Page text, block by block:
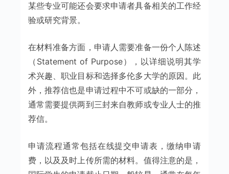
某些专业可能还会要求申请者具备相关的工作经
验或研究背景。
在材料准备方面，申请人需要准备一份个人陈述
（Statement of Purpose），以详细说明其学
术兴趣、职业目标和选择多伦多大学的原因。此
外，推荐信也是申请过程中不可或缺的一部分，
通常需要提供两到三封来自教师或专业人士的推
荐信。
申请流程通常包括在线提交申请表，缴纳申请
费，以及及时上传所需的材料。值得注意的是，